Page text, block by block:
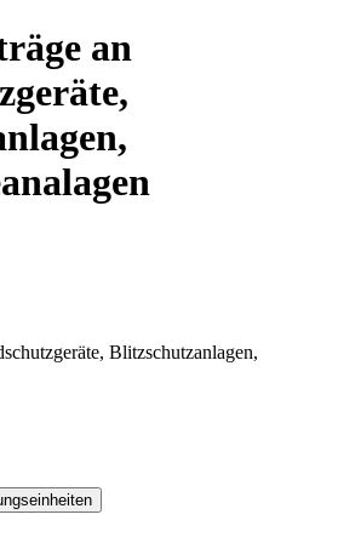
an
Blitzschutzanlagen,